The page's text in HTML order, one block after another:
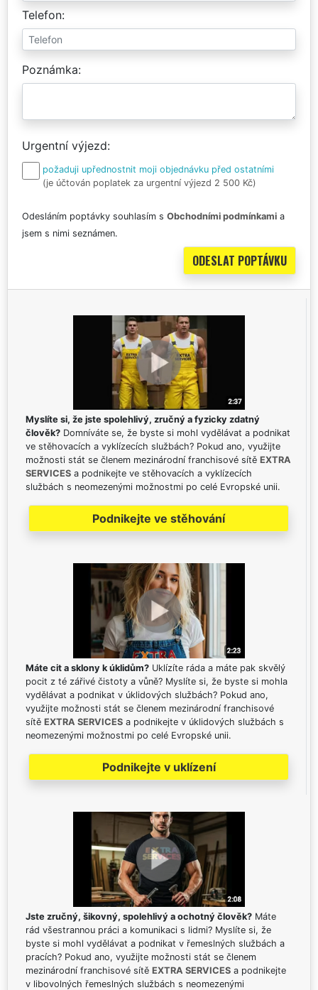
Telefon
Poznámka
Urgentní výjezd
požaduji upřednostnit moji objednávku před ostatními
(je účtován poplatek za urgentní výjezd 2 500 Kč)
Odesláním poptávky souhlasím s Obchodními podmínkami a
jsem s nimi seznámen.
Myslíte si, že jste spolehlivý, zručný a fyzicky zdatný
člověk? Domníváte se, že byste si mohl vydělávat a podnikat
ve stěhovacích a vyklízecích službách? Pokud ano, využijte
možnosti stát se členem mezinárodní franchisové sítě EXTRA
SERVICES a podnikejte ve stěhovacích a vyklízecích
službách s neomezenými možnostmi po celé Evropské unii.
Podnikejte ve stěhování
Máte cit a sklony k úklidům? Uklízíte ráda a máte pak skvělý
pocit z té zářivé čistoty a vůně? Myslíte si, že byste si mohla
vydělávat a podnikat v úklidových službách? Pokud ano,
využijte možnosti stát se členem mezinárodní franchisové
sítě EXTRA SERVICES a podnikejte v úklidových službách s
neomezenými možnostmi po celé Evropské unii.
Podnikejte v uklízení
Jste zručný, šikovný, spolehlivý a ochotný člověk? Máte
rád všestrannou práci a komunikaci s lidmi? Myslíte si, že
byste si mohl vydělávat a podnikat v řemeslných službách a
pracích? Pokud ano, využijte možnosti stát se členem
mezinárodní franchisové sítě EXTRA SERVICES a podnikejte
v libovolných řemeslných službách s neomezenými